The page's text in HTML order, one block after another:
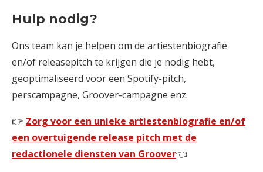
Hulp nodig?
Ons team kan je helpen om de artiestenbiografie
en/of releasepitch te krijgen die je nodig hebt,
geoptimaliseerd voor een Spotify-pitch,
perscampagne, Groover-campagne enz.
👉 Zorg voor een unieke artiestenbiografie en/of
een overtuigende release pitch met de
redactionele diensten van Groover👈